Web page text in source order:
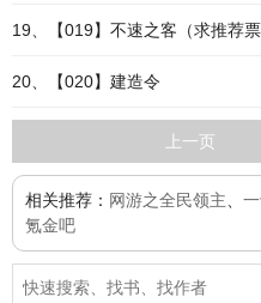
19、【019】不速之客（求推荐票
20、【020】建造令
上一页
相关推荐： 网游之全民领主
氪金吧